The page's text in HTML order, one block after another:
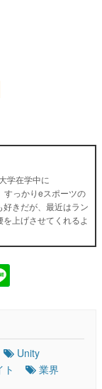
学在学中に
すっかりeスポーツの
きだが、最近はラン
上げさせてくれるよ
Unity
ト 業界